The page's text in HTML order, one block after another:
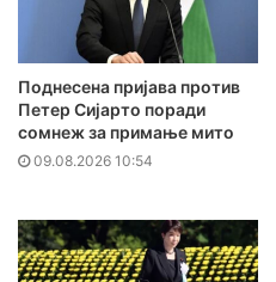
Поднесена пријава против
Петер Сијарто поради
сомнеж за примање мито
09.08.2026 10:54